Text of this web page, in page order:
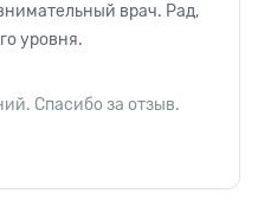
врач. Рад,
уровня.
Спасибо за отзыв.